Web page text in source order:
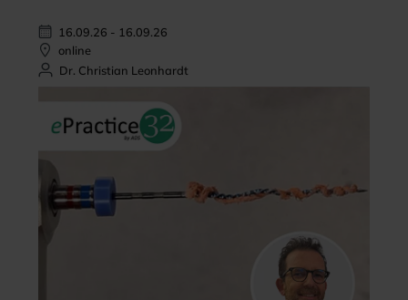
16.09.26 - 16.09.26
online
Dr. Christian Leonhardt